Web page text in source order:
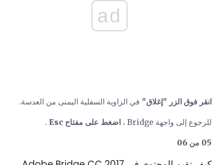
ad
انقر فوق الزر "إغلاق" في الزاوية السفلية اليمنى من العدسة.
للرجوع إلى واجهة Bridge ، اضغط على مفتاح Esc .
05 من 06